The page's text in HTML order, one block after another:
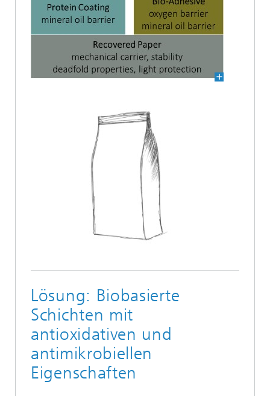
Lösung: Biobasierte
Schichten mit
antioxidativen und
antimikrobiellen
Eigenschaften